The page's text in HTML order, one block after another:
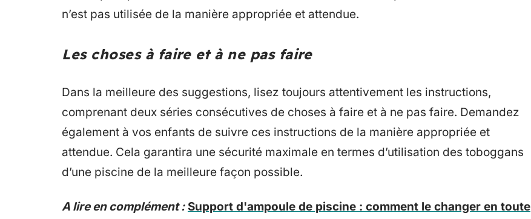
n’est pas utilisée de la manière appropriée et attendue.
Les choses à faire et à ne pas faire
Dans la meilleure des suggestions, lisez toujours attentivement les instructions,
comprenant deux séries consécutives de choses à faire et à ne pas faire. Demandez
également à vos enfants de suivre ces instructions de la manière appropriée et
attendue. Cela garantira une sécurité maximale en termes d’utilisation des toboggans
d’une piscine de la meilleure façon possible.
A lire en complément : Support d'ampoule de piscine : comment le changer en toute